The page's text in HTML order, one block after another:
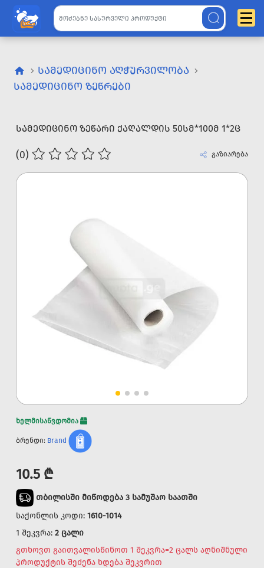
ᲡᲐᲛᲔᲓᲘᲪᲘᲜᲝ ᲐᲦᲭᲣᲠᲕᲘᲚᲝᲑᲐ
ᲡᲐᲛᲔᲓᲘᲪᲘᲜᲝ ᲖᲔᲬᲠᲔᲑᲘ
ᲡᲐᲛᲔᲓᲘᲪᲘᲜᲝ ᲖᲔᲬᲐᲠᲘ ᲥᲐᲦᲐᲚᲓᲘᲡ 50ᲡᲛ*100Მ 1*2Ც
(0) გაზიარება
ხელმისაწვდომია
ბრენდი: Brand
10.5 ₾
თბილისში მიწოდება 3 სამუშაო საათში
საქონლის კოდი: 1610-1014
1 შეკვრა: 2 ცალი
გთხოვთ გაითვალისწინოთ 1 შეკვრა=2 ცალს აღნიშნული
პროდუქტის შეძენა ხდება შეკვრით